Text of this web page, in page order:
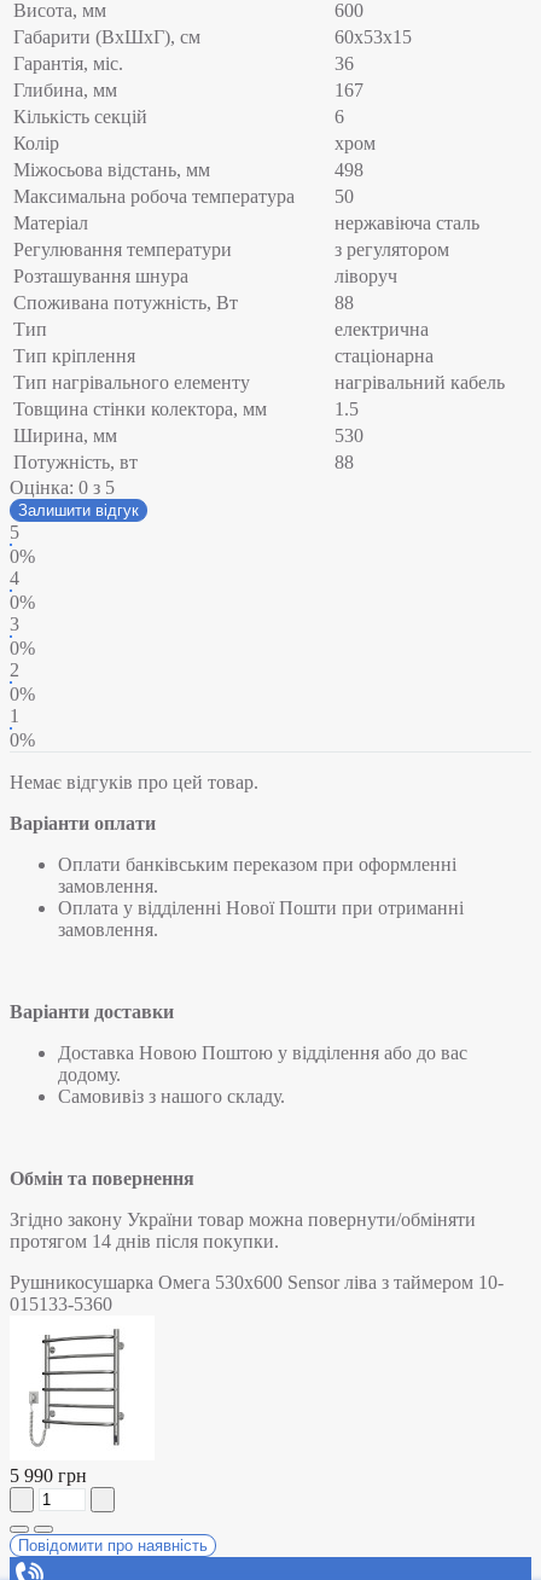
Висота, мм
600
Габарити (ВхШхГ), см
60x53x15
Гарантія, міс.
36
Глибина, мм
167
Кількість секцій
6
Колір
хром
Міжосьова відстань, мм
498
Максимальна робоча температура
50
Матеріал
нержавіюча сталь
Регулювання температури
з регулятором
Розташування шнура
ліворуч
Споживана потужність, Вт
88
Тип
електрична
Тип кріплення
стаціонарна
Тип нагрівального елементу
нагрівальний кабель
Товщина стінки колектора, мм
1.5
Ширина, мм
530
Потужність, вт
88
Оцінка: 0 з 5
Залишити відгук
5
0%
4
0%
3
0%
2
0%
1
0%
Немає відгуків про цей товар.
Варіанти оплати
Оплати банківським переказом при оформленні
замовлення.
Оплата у відділенні Нової Пошти при отриманні
замовлення.
Варіанти доставки
Доставка Новою Поштою у відділення або до вас
додому.
Самовивіз з нашого складу.
Обмін та повернення
Згідно закону України товар можна повернути/обміняти
протягом 14 днів після покупки.
Рушникосушарка Омега 530х600 Sensor ліва з таймером 10-
015133-5360
5 990 грн
Повідомити про наявність